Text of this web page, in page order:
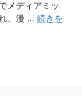
メディアミッ
、漫 … 続きを